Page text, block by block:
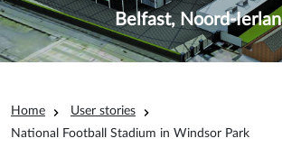
Belfast, Noord-
Kruimelpad
Home
User stories
National Football Stadium in Windsor Park